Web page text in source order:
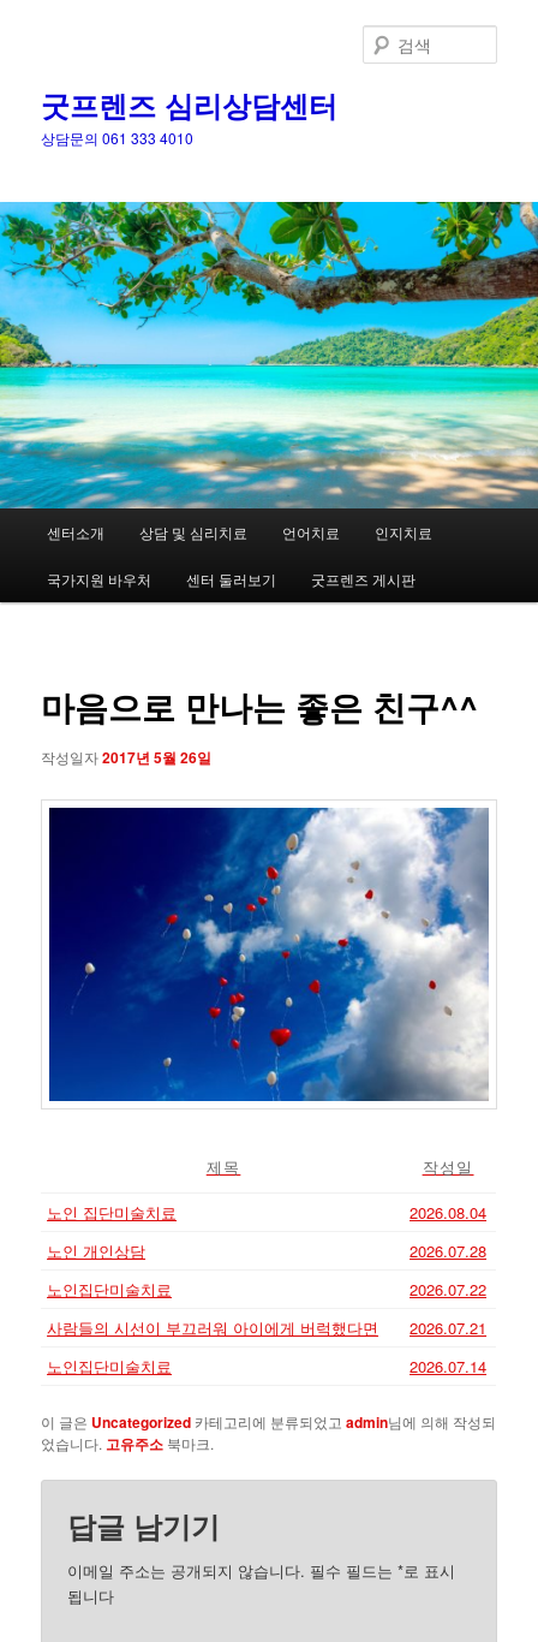
굿프렌즈 심리상담센터
상담문의 061 333 4010
색
뉴
첫
번
컨
센터소개 상담 및 심리치료 언어치료 인지치료
국가지원 바우처 센터 둘러보기 굿프렌즈 게시판
마음으로 만나는 좋은 친구^^
작성일자2017년 5월 26일
제목
작성일
노인 집단미술치료
2026.08.04
노인 개인상담
2026.07.28
노인집단미술치료
2026.07.22
사람들의 시선이 부끄러워 아이에게 버럭했다면
2026.07.21
노인집단미술치료
2026.07.14
이 글은 Uncategorized 카테고리에 분류되었고admin님에 의해 작성되
었습니다. 고유주소 북마크.
답글 남기기
이메일 주소는 공개되지 않습니다. 필수 필드는*로 표시
됩니다